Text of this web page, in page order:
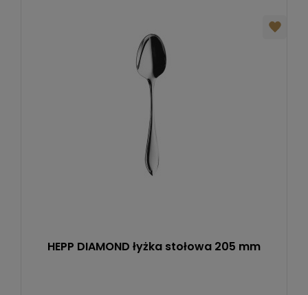
HEPP DIAMOND łyżka stołowa 205 mm